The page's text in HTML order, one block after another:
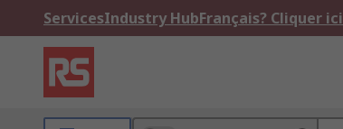
ServicesIndustry HubFrançais? Cliquer ici